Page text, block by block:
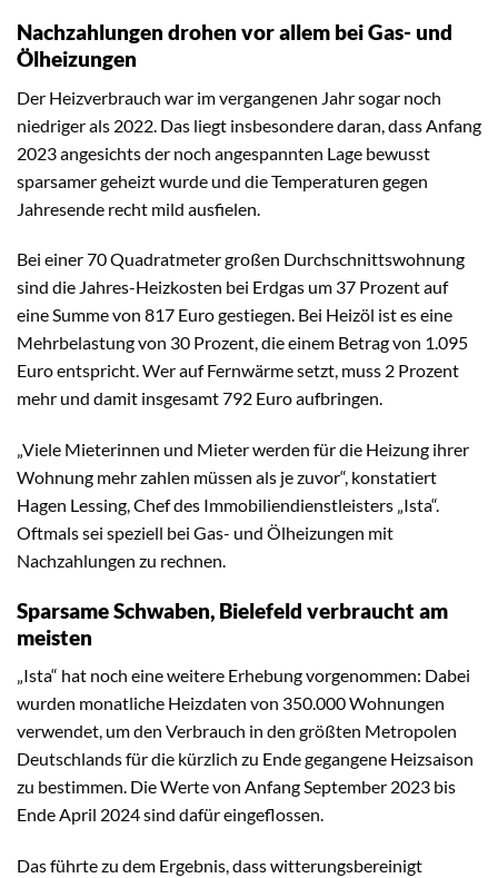
Nachzahlungen drohen vor allem bei Gas- und
Ölheizungen
Der Heizverbrauch war im vergangenen Jahr sogar noch
niedriger als 2022. Das liegt insbesondere daran, dass Anfang
2023 angesichts der noch angespannten Lage bewusst
sparsamer geheizt wurde und die Temperaturen gegen
Jahresende recht mild ausfielen.
Bei einer 70 Quadratmeter großen Durchschnittswohnung
sind die Jahres-Heizkosten bei Erdgas um 37 Prozent auf
eine Summe von 817 Euro gestiegen. Bei Heizöl ist es eine
Mehrbelastung von 30 Prozent, die einem Betrag von 1.095
Euro entspricht. Wer auf Fernwärme setzt, muss 2 Prozent
mehr und damit insgesamt 792 Euro aufbringen.
„Viele Mieterinnen und Mieter werden für die Heizung ihrer
Wohnung mehr zahlen müssen als je zuvor“, konstatiert
Hagen Lessing, Chef des Immobiliendienstleisters „Ista“.
Oftmals sei speziell bei Gas- und Ölheizungen mit
Nachzahlungen zu rechnen.
Sparsame Schwaben, Bielefeld verbraucht am
meisten
„Ista“ hat noch eine weitere Erhebung vorgenommen: Dabei
wurden monatliche Heizdaten von 350.000 Wohnungen
verwendet, um den Verbrauch in den größten Metropolen
Deutschlands für die kürzlich zu Ende gegangene Heizsaison
zu bestimmen. Die Werte von Anfang September 2023 bis
Ende April 2024 sind dafür eingeflossen.
Das führte zu dem Ergebnis, dass witterungsbereinigt